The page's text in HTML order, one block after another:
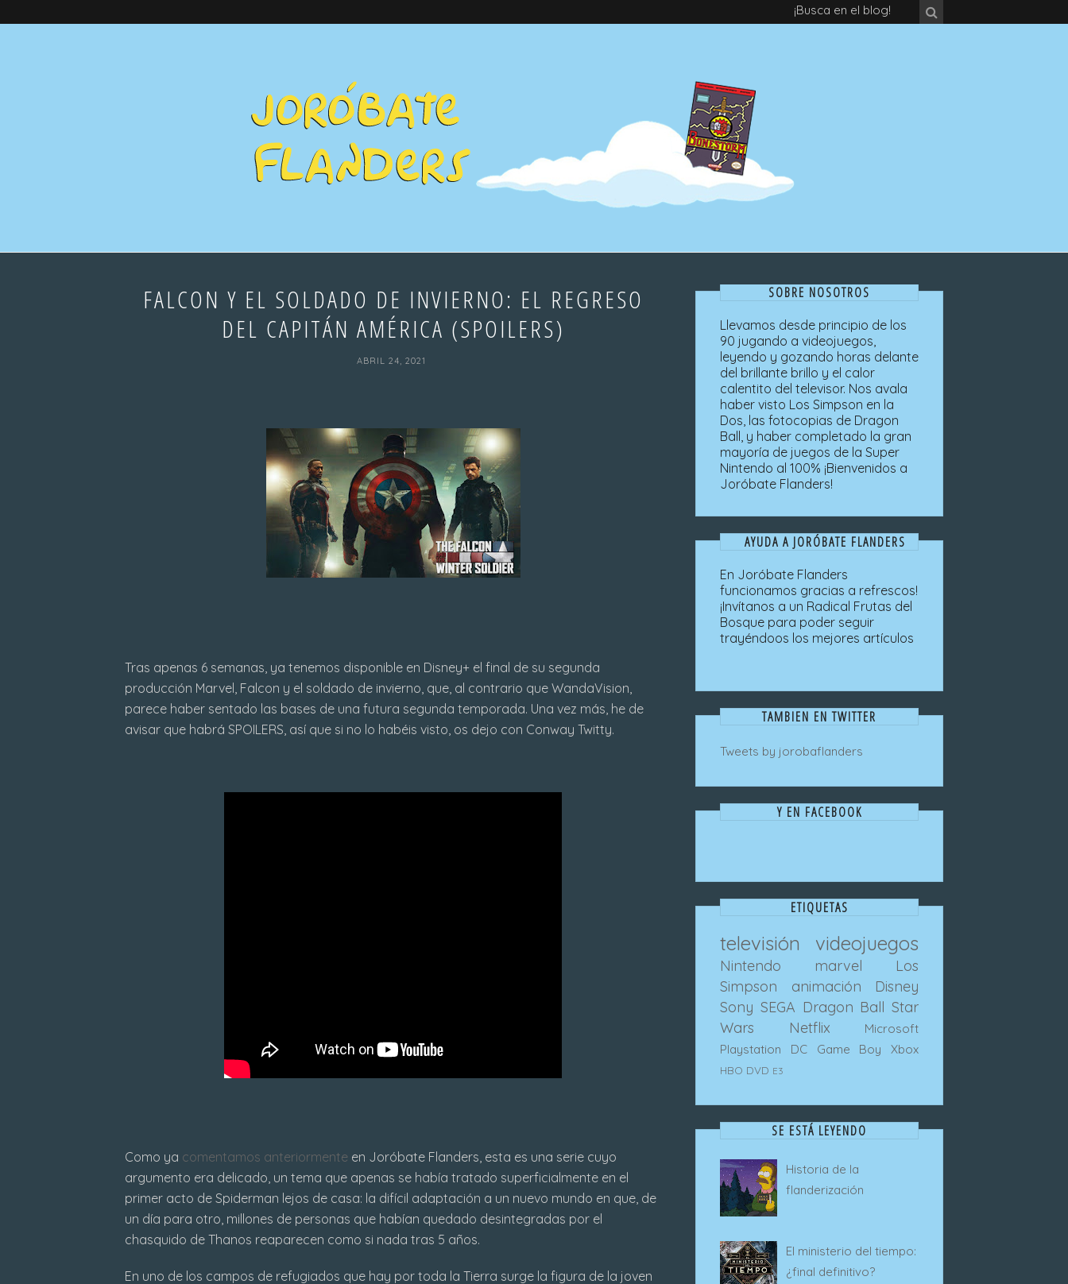
¡Busca en el blog!
FALCON Y EL SOLDADO DE INVIERNO: EL REGRESO
DEL CAPITÁN AMÉRICA (SPOILERS)
ABRIL 24, 2021
Tras apenas 6 semanas, ya tenemos disponible en Disney+ el final de su segunda
producción Marvel, Falcon y el soldado de invierno, que, al contrario que WandaVision,
parece haber sentado las bases de una futura segunda temporada. Una vez más, he de
avisar que habrá SPOILERS, así que si no lo habéis visto, os dejo con Conway Twitty.
Como ya comentamos anteriormente en Joróbate Flanders, esta es una serie cuyo
argumento era delicado, un tema que apenas se había tratado superficialmente en el
primer acto de Spiderman lejos de casa: la difícil adaptación a un nuevo mundo en que, de
un día para otro, millones de personas que habían quedado desintegradas por el
chasquido de Thanos reaparecen como si nada tras 5 años.
En uno de los campos de refugiados que hay por toda la Tierra surge la figura de la joven
SOBRE NOSOTROS
Llevamos desde principio de los
90 jugando a videojuegos,
leyendo y gozando horas delante
del brillante brillo y el calor
calentito del televisor. Nos avala
haber visto Los Simpson en la
Dos, las fotocopias de Dragon
Ball, y haber completado la gran
mayoría de juegos de la Super
Nintendo al 100% ¡Bienvenidos a
Joróbate Flanders!
AYUDA A JORÓBATE FLANDERS
En Joróbate Flanders
funcionamos gracias a refrescos!
¡Invítanos a un Radical Frutas del
Bosque para poder seguir
trayéndoos los mejores artículos
TAMBIEN EN TWITTER
Tweets by jorobaflanders
Y EN FACEBOOK
ETIQUETAS
televisión videojuegos
Nintendo marvel
Los
Simpson
animación
Disney
Sony SEGA Dragon Ball Star
Wars
Netflix
Microsoft
Playstation
DC Game Boy Xbox
HBO DVD E3
SE ESTÁ LEYENDO
Historia de la
flanderización
El ministerio del tiempo:
¿final definitivo?